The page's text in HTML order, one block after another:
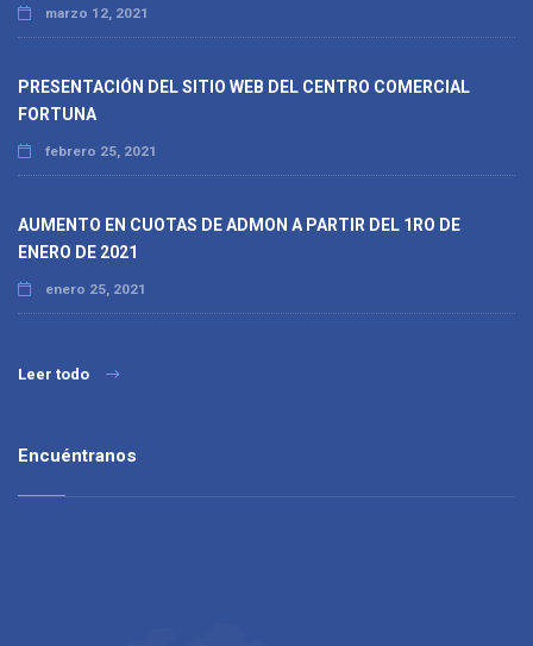
marzo 12, 2021
PRESENTACIÓN DEL SITIO WEB DEL CENTRO COMERCIAL
FORTUNA
febrero 25, 2021
AUMENTO EN CUOTAS DE ADMON A PARTIR DEL 1RO DE
ENERO DE 2021
enero 25, 2021
Leer todo
Encuéntranos